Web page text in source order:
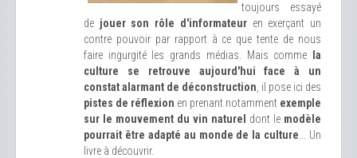
toujours essayé
de jouer son rôle d'informateuren exerçant un
contre pouvoir par rapport à ce que tente de nous
faire ingurgité les grands médias. Mais comme
la
culture se retrouve aujourd'hui face à un
constat alarmant de déconstruction , il pose ici des
pistes de réflexion en prenant notamment exemple
sur le mouvement du vin naturel
dont le modèle
pourrait être adapté au monde de la culture ... Un
livre à découvrir.